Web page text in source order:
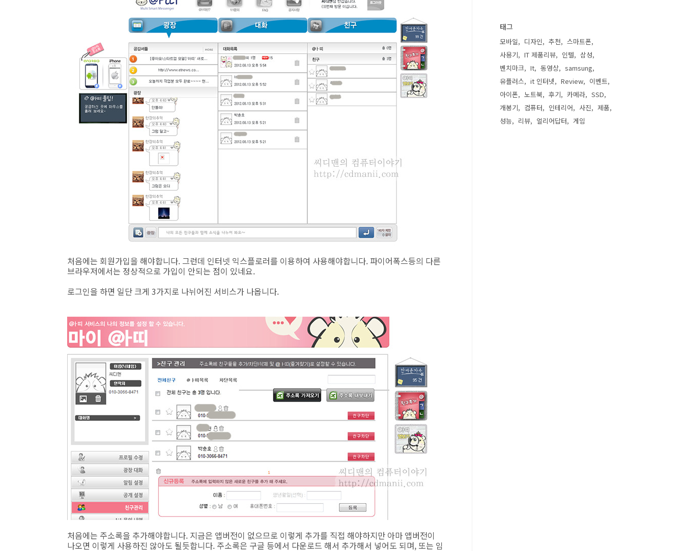
처음에는 회원가입을 해야합니다. 그런데 인터넷 익스플로러를 이용하여 사용해야합니다. 파이어폭스등의 다른
브라우저에서는 정상적으로 가입이 안되는 점이 있네요.
로그인을 하면 일단 크게 3가지로 나뉘어진 서비스가 나옵니다.
처음에는 주소록을 추가해야합니다. 지금은 앱버전이 없으므로 이렇게 추가를 직접 해야하지만 아마 앱버전이
나오면 이렇게 사용하진 않아도 될듯합니다. 주소록은 구글 등에서 다운로드 해서 추가해서 넣어도 되며, 또는 임
태그
모바일 디자인 추천
스마트폰
사용기
IT 제품리뷰 인텔
삼성
벤치마크
It 동영상
samsung
유플러스
it 인터넷 Review
이벤트
아이폰
노트북 후기 카메라
SSD
개봉기
컴퓨터 인테리어 사진
제품
성능
리뷰 얼리어답터 게임